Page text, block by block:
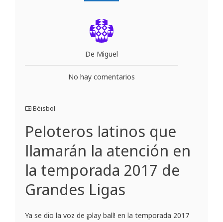
De Miguel
No hay comentarios
Béisbol
Peloteros latinos que
llamarán la atención en
la temporada 2017 de
Grandes Ligas
Ya se dio la voz de ¡play ball! en la temporada 2017